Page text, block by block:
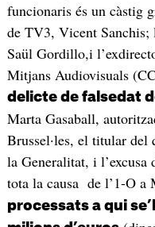
funcionaris és un càstig
de TV3, Vicent Sanchis;
Saül Gordillo,i
Mitjans Audiovisuals
delicte de falsedat
Marta Gasaball,
Brussel·les, el titular del
la Generalitat, i l’excusa
tota la causa de l’1-O a
processats a qui